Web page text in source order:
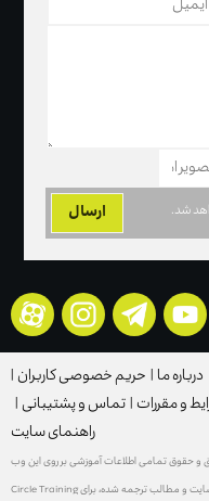
شد.
درباره ما | حریم خصوصی کاربران|
و مقررات|تماس و پشتیبانی|
راهنمای سایت
و حقوق تمامی اطلاعات آموزشی بر روی این وب
سایت و مطالب ترجمه شده، برای Circle Training